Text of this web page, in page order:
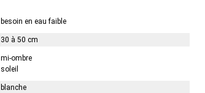
besoin en eau faible
30 à 50 cm
mi-ombre
soleil
blanche